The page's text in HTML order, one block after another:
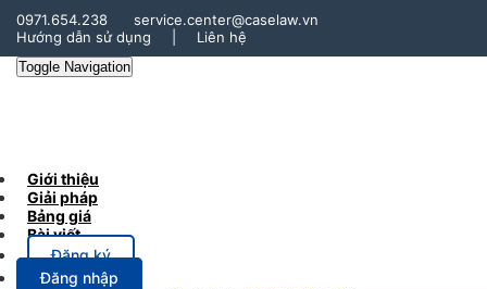
0971.654.238
service.center@caselaw.vn
Hướng dẫn sử dụng
Liên hệ
Toggle Navigation
Giới thiệu
Giải pháp
Bảng giá
Bài viết
Đăng ký
Đăng nhập